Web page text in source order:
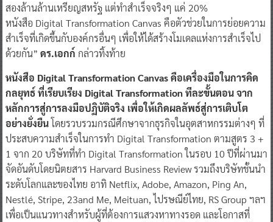
สองล้านล้านเหรียญสหรัฐ แต่ทำสำเร็จจริงๆ แค่ 20%
หนังสือ Digital Transformation Canvas คือตัวช่วยในการย่อยความ
สำเร็จที่เกิดขึ้นกับองค์กรอื่นๆ เพื่อให้ได้สร้างโมเดลแห่งการสำเร็จไป
ด้วยกัน” ดร.เอกก์ กล่าวทิ้งท้าย
หนังสือ Digital Transformation Canvasคือเครื่องมือในการคิด
กลยุทธ์ ที่เรียบเรียง Digital Transformationทีละขั้นตอน จาก
หลักการสู่การลงมือปฏิบัติจริง เพื่อให้เกิดผลลัพธ์สู่การเติบโต
อย่างยั่งยืน โดยรวบรวมกรณีศึกษาจากธุรกิจในอุตสาหกรรมต่างๆ ที่
ประสบความสำเร็จในการทำ Digital Transformation ตามสูตร 3 +
1 จาก 20 บริษัทที่ทำ Digital Transformation ในรอบ 10 ปีที่ผ่านมา
จัดอันดับโดยนิตยสาร Harvard Business Review รวมถึงบริษัทชั้นนำ
ระดับโลกและของไทย อาทิ Netflix, Adobe, Amazon, Ping An,
Nestlé, Stripe, 23and Me, Meituan, ไปรษณีย์ไทย, RS Group ฯลฯ
เพื่อเป็นแนวทางสำหรับผู้ที่ต้องการแสวงหาทางรอด และโอกาสที่